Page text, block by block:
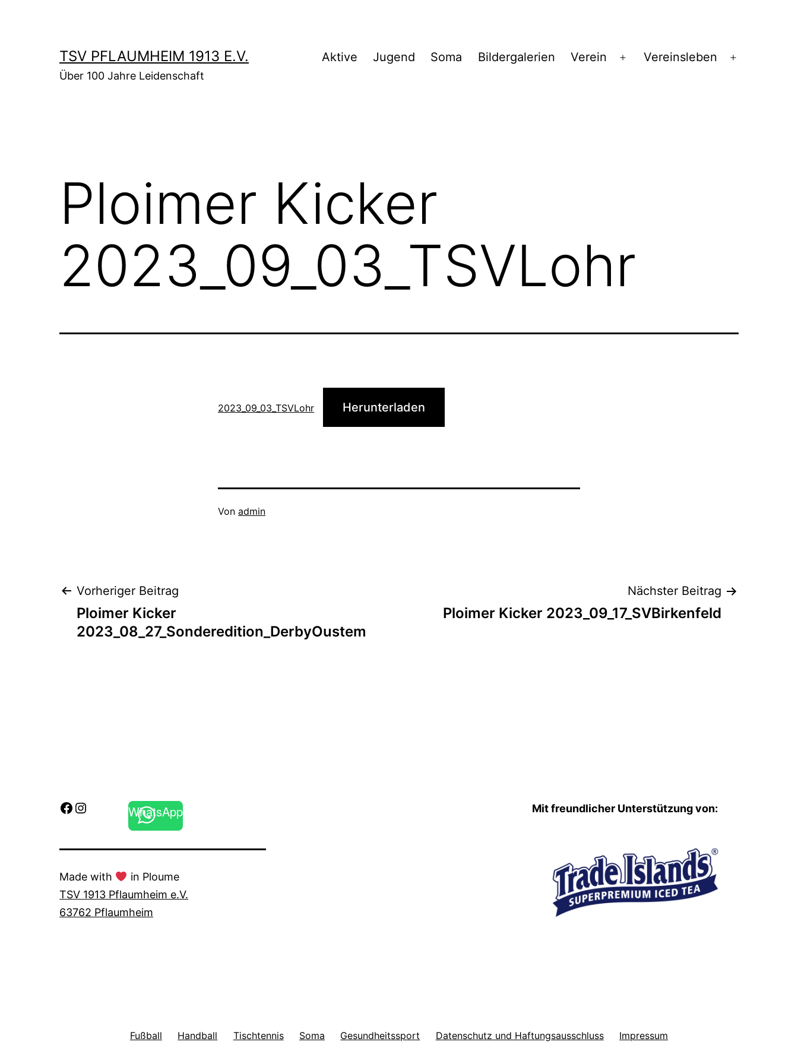
TSV PFLAUMHEIM 1913 E.V.
Über 100 Jahre Leidenschaft
Aktive Jugend Soma Bildergalerien Verein
Menü
Vereinsleben
Ploimer Kicker
2023_09_03_TSVLohr
2023_09_03_TSVLohr Herunterladen
Veröffentlicht
Von admin
Beitragsnavigation
Vorheriger Beitrag
Ploimer Kicker
2023_08_27_Sonderedition_DerbyOustem
Nächster Beitrag
Ploimer Kicker 2023_09_17_SVBirkenfeld
Facebook
InstagramWhatsApp
Made with
in Ploume
TSV 1913 Pflaumheim e.V.
63762 Pflaumheim
Mit freundlicher Unterstützung von:
Fußball Handball Tischtennis Soma Gesundheitssport Datenschutz und Haftungsausschluss Impressum